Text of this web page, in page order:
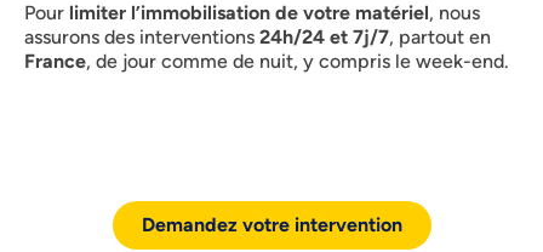
Pour limiter l’immobilisation de votre matériel, nous
assurons des interventions 24h/24 et 7j/7, partout en
France, de jour comme de nuit, y compris le week-end.
Demandez votre intervention